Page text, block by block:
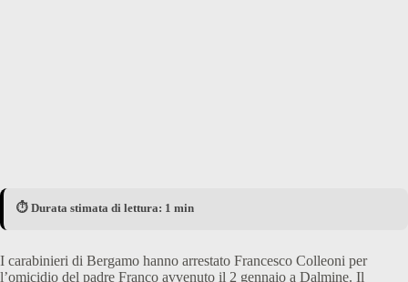
⏱️ Durata stimata di lettura: 1 min
I carabinieri di Bergamo hanno arrestato Francesco Colleoni per
l’omicidio del padre Franco avvenuto il 2 gennaio a Dalmine. Il